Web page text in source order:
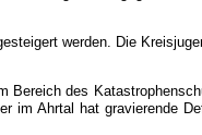
werden. Die
Bereich des
im Ahrtal hat gravierende